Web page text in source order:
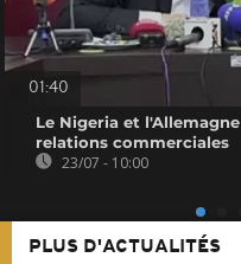
01:40
Le Nigeria et
relations commerciales
23/07 - 10:00
PLUS D'ACTUALITÉS